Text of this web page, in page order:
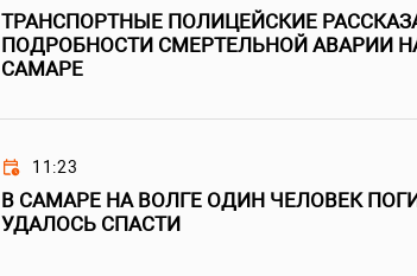
ТРАНСПОРТНЫЕ ПОЛИЦЕЙСКИЕ
ПОДРОБНОСТИ СМЕРТЕЛЬНОЙ АВАРИИ
САМАРЕ
11:23
В САМАРЕ НА ВОЛГЕ ОДИН ЧЕЛОВЕК
УДАЛОСЬ СПАСТИ